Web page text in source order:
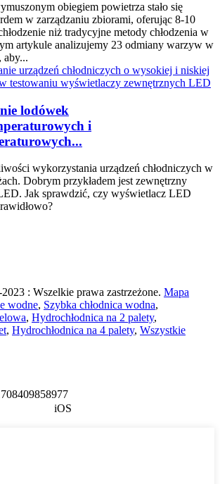
obiegiem powietrza stało się
w zarządzaniu zbiorami, oferując 8-10
niż tradycyjne metody chłodzenia w
artykule analizujemy 23 odmiany warzyw w
aby...
lodówek
i
wykorzystania urządzeń chłodniczych w
Dobrym przykładem jest zewnętrzny
Jak sprawdzić, czy wyświetlacz LED
: Wszelkie prawa zastrzeżone. Mapa
wodne, Szybka chłodnica wodna,
, Hydrochłodnica na 2 palety,
, Hydrochłodnica na 4 palety, Wszystkie
iOS